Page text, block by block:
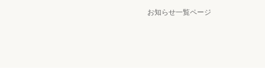
お知らせ一覧ページ